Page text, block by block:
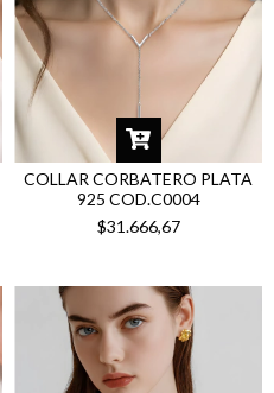
COLLAR CORBATERO PLATA
925 COD.C0004
$31.666,67